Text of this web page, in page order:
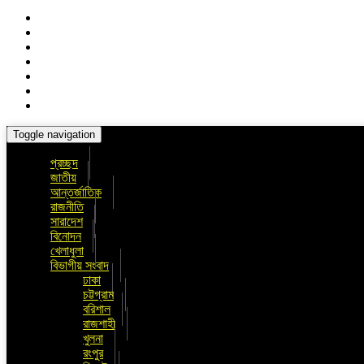
Toggle navigation
প্রচ্ছদ
জাতীয়
আন্তর্জাতিক
রাজনীতি
সারাদেশ
বিনোদন
খেলাধুলা
বিভাগীয় সংবাদ
ঢাকা
চট্টগ্রাম
বরিশাল
রাজশাহী
খুলনা
রংপুর